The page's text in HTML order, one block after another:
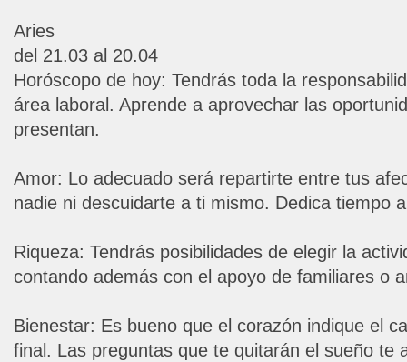
Aries
del 21.03 al 20.04
Horóscopo de hoy: Tendrás toda la
área laboral. Aprende a aprovechar las
presentan.
Amor: Lo adecuado será repartirte entre tus
nadie ni descuidarte a ti mismo. Dedica tiempo
Riqueza: Tendrás posibilidades de elegir la
contando además con el apoyo de familiares o
Bienestar: Es bueno que el corazón indique el
final. Las preguntas que te quitarán el sueño te